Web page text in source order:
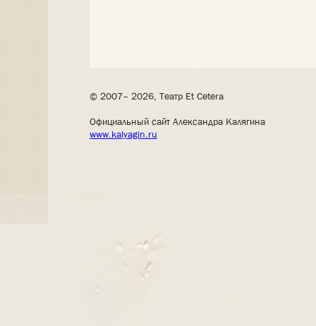
© 2007– 2026, Театр Et Cetera
Официальный сайт Александра Калягина
www.kalyagin.ru